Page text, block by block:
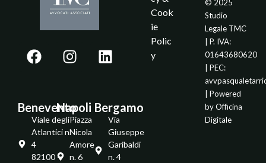
Benevento
Viale degli
Atlantici n.
4
82100 -
Napoli
Piazza
Nicola
Amore
n. 6
Bergamo
Via
Giuseppe
Garibaldi
n. 4
Cook
ie
Polic
y
© 2025
Studio
Legale TMC
| P. IVA:
01643680620
| PEC:
| Powered
byOfficina
Digitale